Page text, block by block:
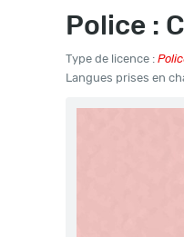
Police :
Type de licence :
Langues prises en